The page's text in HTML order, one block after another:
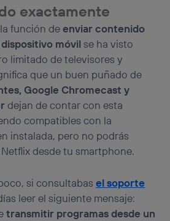
exactamente
función deenviar contenido
móvilse ha visto
limitado de televisores y
que un buen puñado de
Google Chromecast y
dejan de contar con esta
compatibles con la
instalada, pero no podrás
desde tu smartphone.
si consultabasel soporte
leer el siguiente mensaje:
transmitir programas desde un
se basará únicamente en la
del móvil.
Utiq seleccionando
parte inferior de esta página web o
privacidad de Utiq
más información, consulta
de Utiq.